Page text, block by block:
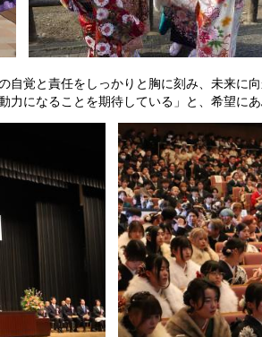
自覚と責任をしっかりと胸に刻み、未来に
力になることを期待している」と、希望に